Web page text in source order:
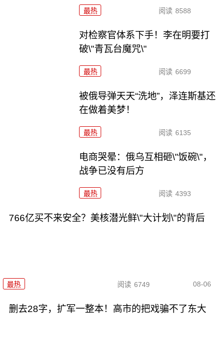
最热 阅读 8588
对检察官体系下手！李在明要打
破\"青瓦台魔咒\"
最热 阅读 6699
被俄导弹天天“洗地”，泽连斯基还
在做着美梦！
最热 阅读 6135
电商哭晕：俄乌互相砸\"饭碗\"，
战争已没有后方
最热 阅读 4393
766亿买不来安全？美核潜光鲜\"大计划\"的背后
最热 阅读 6749 08-06
删去28字，扩军一整本！高市的把戏骗不了东大